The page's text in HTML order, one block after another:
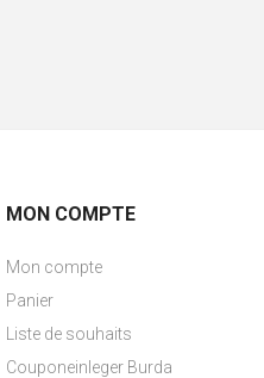
MON COMPTE
Mon compte
Panier
Liste de souhaits
Couponeinleger Burda